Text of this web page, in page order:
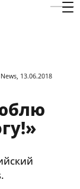
13.06.2018